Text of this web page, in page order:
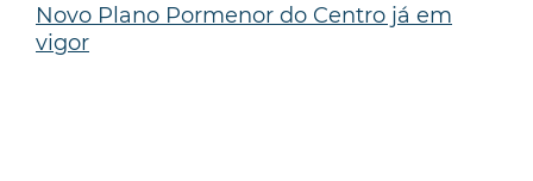
Novo Plano Pormenor do Centro já em
vigor